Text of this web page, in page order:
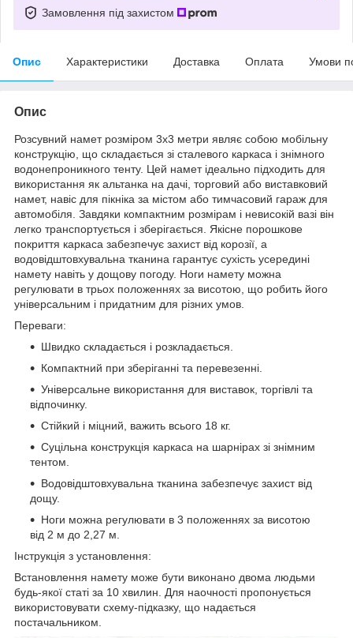
Замовлення під захистом
Опис Характеристики Доставка Оплата Умови
Опис
Розсувний намет розміром 3х3 метри являє собою мобільну
конструкцію, що складається зі сталевого каркаса і знімного
водонепроникного тенту. Цей намет ідеально підходить для
використання як альтанка на дачі, торговий або виставковий
намет, навіс для пікніка за містом або тимчасовий гараж для
автомобіля. Завдяки компактним розмірам і невисокій вазі він
легко транспортується і зберігається. Якісне порошкове
покриття каркаса забезпечує захист від корозії, а
водовідштовхувальна тканина гарантує сухість усередині
намету навіть у дощову погоду. Ноги намету можна
регулювати в трьох положеннях за висотою, що робить його
універсальним і придатним для різних умов.
Переваги:
Швидко складається і розкладається.
Компактний при зберіганні та перевезенні.
Універсальне використання для виставок, торгівлі та
відпочинку.
Стійкий і міцний, важить всього 18 кг.
Суцільна конструкція каркаса на шарнірах зі знімним
тентом.
Водовідштовхувальна тканина забезпечує захист від
дощу.
Ноги можна регулювати в 3 положеннях за висотою
від 2 м до 2,27 м.
Інструкція з установлення:
Встановлення намету може бути виконано двома людьми
будь-якої статі за 10 хвилин. Для наочності пропонується
використовувати схему-підказку, що надається
постачальником.